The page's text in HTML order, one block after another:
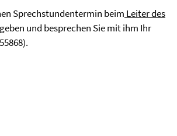
Sprechstundentermin beim Leiter des
geben und besprechen Sie mit ihm Ihr